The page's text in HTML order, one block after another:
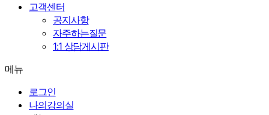
고객센터
공지사항
자주하는질문
1:1 상담게시판
메뉴
로그인
나의강의실